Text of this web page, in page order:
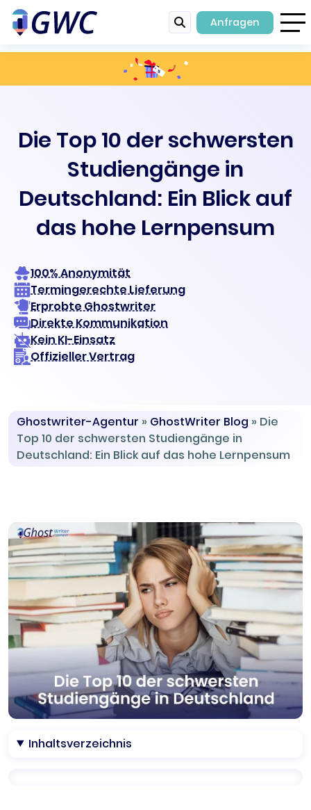
Anfragen
Die Top 10 der schwersten
Studiengänge in
Deutschland: Ein Blick auf
das hohe Lernpensum
100% Anonymität
Termingerechte Lieferung
Erprobte Ghostwriter
Direkte Kommunikation
Kein KI-Einsatz
Offizieller Vertrag
Ghostwriter-Agentur » GhostWriter Blog » Die
Top 10 der schwersten Studiengänge in
Deutschland: Ein Blick auf das hohe Lernpensum
Inhaltsverzeichnis